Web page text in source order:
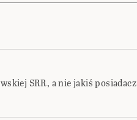
SRR, a nie jakiś posiadacz